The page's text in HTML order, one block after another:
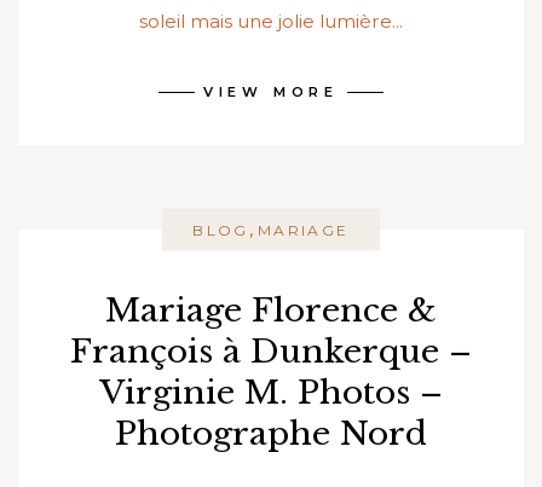
soleil mais une jolie lumière...
VIEW MORE
BLOG , MARIAGE
Mariage Florence &
François à Dunkerque –
Virginie M. Photos –
Photographe Nord